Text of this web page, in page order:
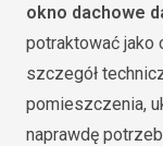
okno dachowe
potraktować jako
szczegół
pomieszczenia,
naprawdę